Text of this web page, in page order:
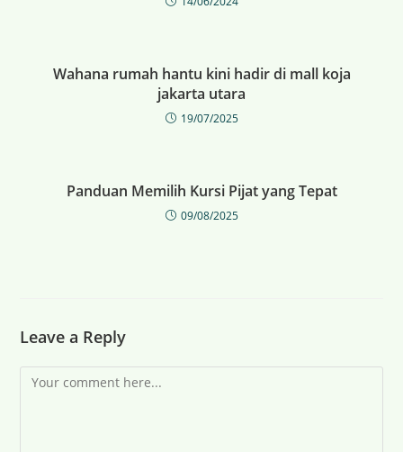
Wahana rumah hantu kini hadir di mall koja
jakarta utara
19/07/2025
Panduan Memilih Kursi Pijat yang Tepat
09/08/2025
Leave a Reply